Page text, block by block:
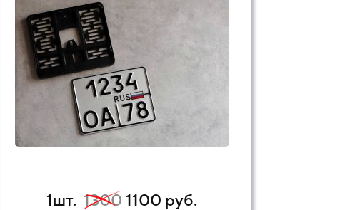
1шт. 1300 1100 руб.